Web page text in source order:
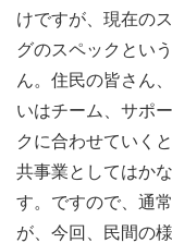
けですが、現在の
グのスペックとい
ん。住民の皆さん
いはチーム、サポ
クに合わせていく
共事業としてはか
す。ですので、通
が、今回、民間の